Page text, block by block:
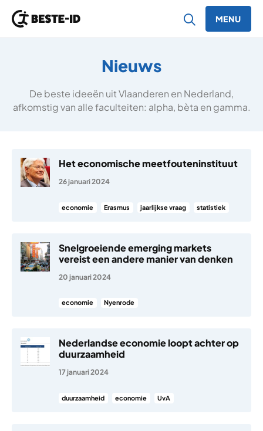
MENU
Nieuws
De beste ideeën uit Vlaanderen en Nederland,
afkomstig van alle faculteiten: alpha, bèta en gamma.
Het economische meetfouteninstituut
26 januari 2024
economie Erasmus jaarlijkse vraag statistiek
Snelgroeiende emerging markets
vereist een andere manier van denken
20 januari 2024
economie Nyenrode
Nederlandse economie loopt achter op
duurzaamheid
17 januari 2024
duurzaamheid economie UvA